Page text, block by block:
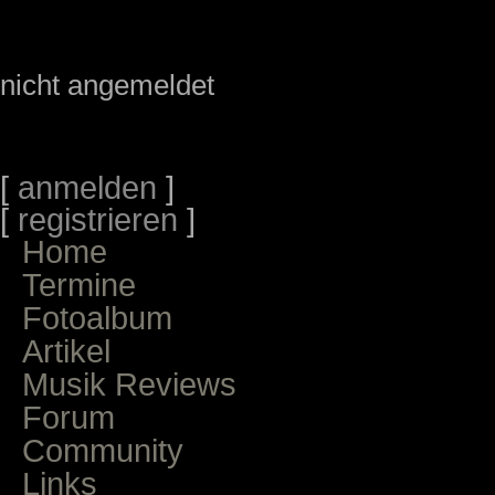
nicht angemeldet
[ anmelden ]
[ registrieren ]
Home
Termine
Fotoalbum
Artikel
Musik Reviews
Forum
Community
Links